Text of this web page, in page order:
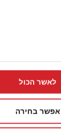
לאשר הכול
אפשר בחירה
ליקופן